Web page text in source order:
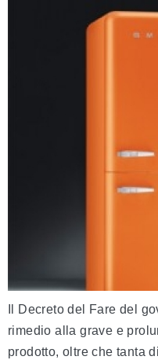
Il Decreto del Fare del
rimedio alla grave e
prodotto, oltre che tanta